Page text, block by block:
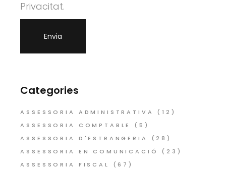
Privacitat.
Categories
ASSESSORIA ADMINISTRATIVA
(12)
ASSESSORIA COMPTABLE
(5)
ASSESSORIA D'ESTRANGERIA
(28)
ASSESSORIA EN COMUNICACIÓ
(23)
ASSESSORIA FISCAL
(67)